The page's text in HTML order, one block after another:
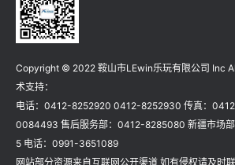
Copyright © 2022 鞍山市LEwin乐玩有限公司
术支持：
电话：0412-8252920 0412-8252930 传真：
0084493 售后服务部：0412-8285080 新疆市场
5 电话：0991-3651089
网站部分资源来自互联网公开渠道 如有侵权请